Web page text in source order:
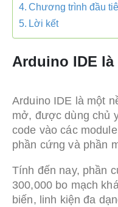
Chương trình đầu
Lời kết
Arduino IDE là
Arduino IDE là một
mở, được dùng chủ
code vào các
phần cứng và phần
Tính đến nay, phần
300,000 bo mạch
biến, linh kiện đa